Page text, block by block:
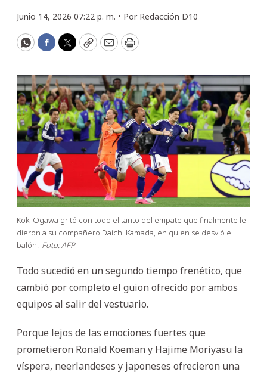
Junio 14, 2026 07:22 p. m. • Por Redacción D10
WhatsApp
Facebook
Twitter
CopyEmailPrint
Koki Ogawa gritó con todo el tanto del empate que finalmente le
dieron a su compañero Daichi Kamada, en quien se desvió el
balón. Foto: AFP
Todo sucedió en un segundo tiempo frenético, que
cambió por completo el guion ofrecido por ambos
equipos al salir del vestuario.
Porque lejos de las emociones fuertes que
prometieron Ronald Koeman y Hajime Moriyasu la
víspera, neerlandeses y japoneses ofrecieron una